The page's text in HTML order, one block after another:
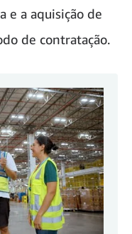
e a aquisição de
de contratação.